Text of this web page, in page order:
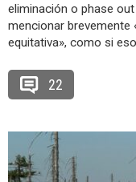
eliminación o phase
mencionar brevemente
equitativa», como si
22